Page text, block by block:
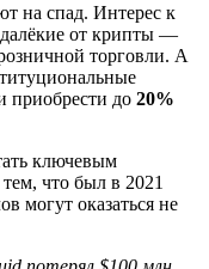
на спад. Интерес к
от крипты —
торговли. А
приобрести до 20%
ключевым
что был в 2021
могут оказаться не